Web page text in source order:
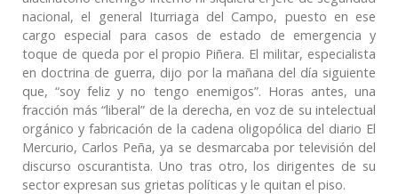
nacional, el general Iturriaga del Campo, puesto en ese
cargo especial para casos de estado de emergencia y
toque de queda por el propio Piñera. El militar, especialista
en doctrina de guerra, dijo por la mañana del día siguiente
que, “soy feliz y no tengo enemigos”. Horas antes, una
fracción más “liberal” de la derecha, en voz de su intelectual
orgánico y fabricación de la cadena oligopólica del diario El
Mercurio, Carlos Peña, ya se desmarcaba por televisión del
discurso oscurantista. Uno tras otro, los dirigentes de su
sector expresan sus grietas políticas y le quitan el piso.